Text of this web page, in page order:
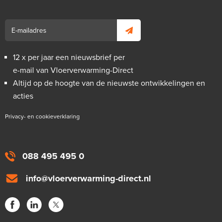
Adviesprijs
€ 72,90
088 495 495 0
info@vloerverwarming-direct.nl
12 x per jaar een nieuwsbrief per
e-mail van Vloerverwarming-Direct
Altijd op de hoogte van de nieuwste ontwikkelingen en
acties
Privacy- en cookieverklaring